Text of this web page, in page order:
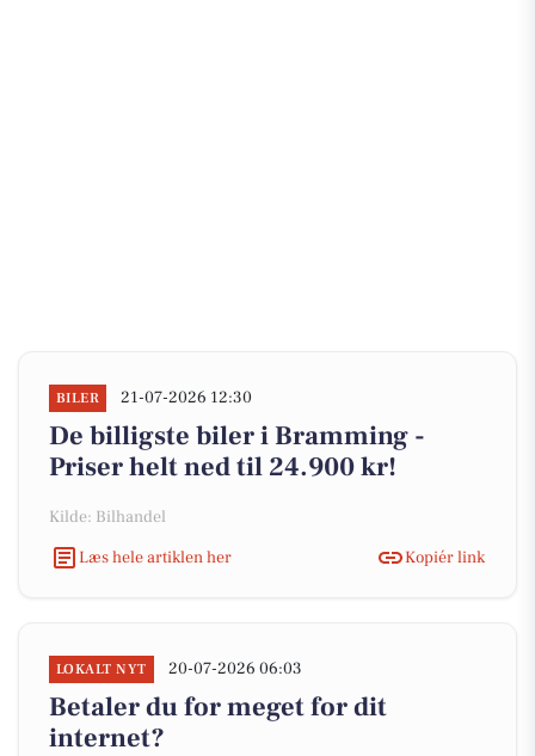
BILER 21-07-2026 12:30
De billigste biler i Bramming -
Priser helt ned til 24.900 kr!
Kilde: Bilhandel
Læs hele artiklen her
Kopiér link
LOKALT NYT 20-07-2026 06:03
Betaler du for meget for dit
internet?